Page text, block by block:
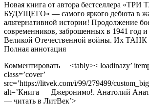
Новая книга от автора бестселлера
БУДУЩЕГО» — самого яркого дебюта в
альтернативной истории! Продолжение
современников, заброшенных в 1941 год
Великой Отечественной войны. Их
Полная аннотация
Комментировать <tably>< loadinazy’
class=’cover’
src=’https://litvek.com/i/99/279499/
alt=’Книга — Джеронимо!. Анатолий
— читать в ЛитВек’>